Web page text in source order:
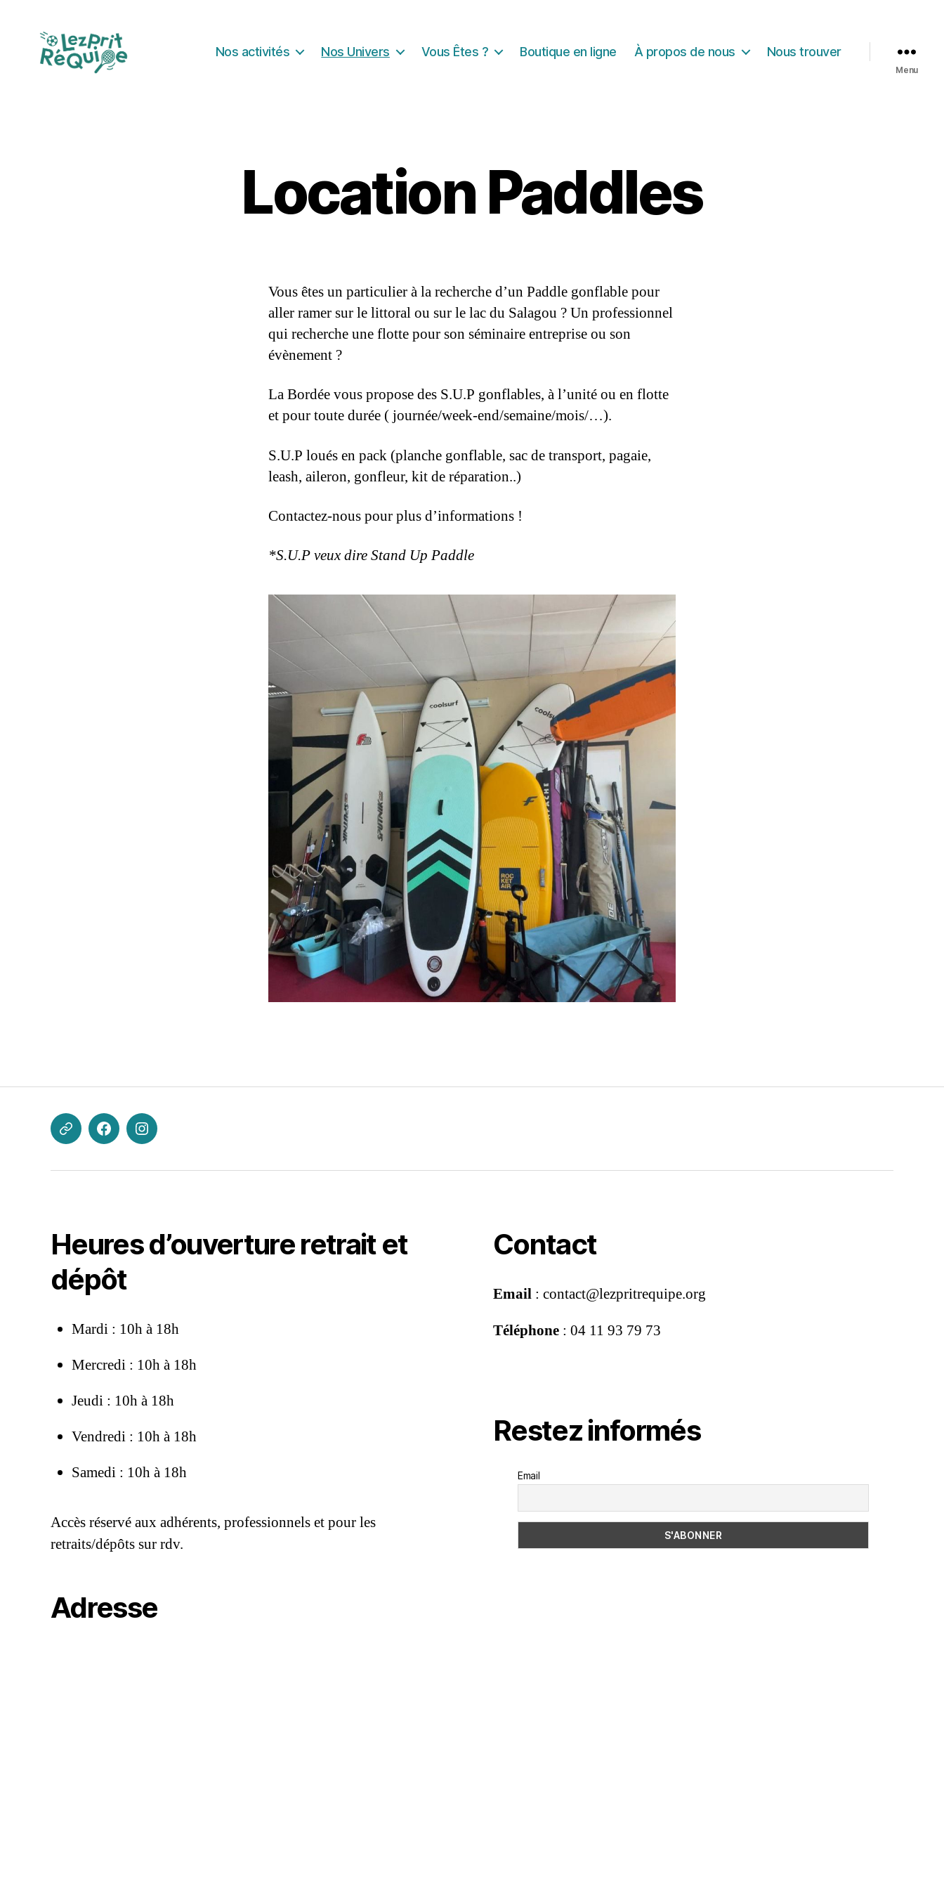
Nos activités Nos Univers Vous Êtes ? Boutique en ligne À propos de nous Nous trouver
Menu
Location Paddles
Vous êtes un particulier à la recherche d’un Paddle gonflable pour
aller ramer sur le littoral ou sur le lac du Salagou ? Un professionnel
qui recherche une flotte pour son séminaire entreprise ou son
évènement ?
La Bordée vous propose des S.U.P gonflables, à l’unité ou en flotte
et pour toute durée ( journée/week-end/semaine/mois/…).
S.U.P loués en pack (planche gonflable, sac de transport, pagaie,
leash, aileron, gonfleur, kit de réparation..)
Contactez-nous pour plus d’informations !
*S.U.P veux dire Stand Up Paddle
kevin.blanchard@lezpritrequipe.org
FacebookInstagram
Heures d’ouverture retrait et
dépôt
Mardi : 10h à 18h
Mercredi : 10h à 18h
Jeudi : 10h à 18h
Vendredi : 10h à 18h
Samedi : 10h à 18h
Accès réservé aux adhérents, professionnels et pour les
retraits/dépôts sur rdv.
Adresse
Contact
Email : contact@lezpritrequipe.org
Téléphone : 04 11 93 79 73
Restez informés
Email